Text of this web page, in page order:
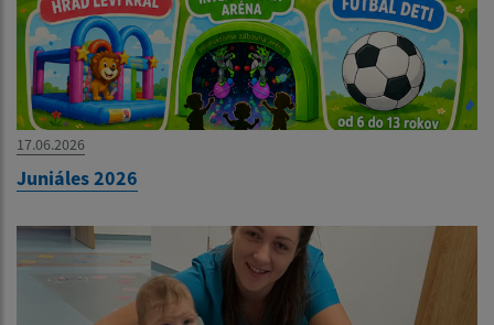
17.06.2026
Juniáles 2026